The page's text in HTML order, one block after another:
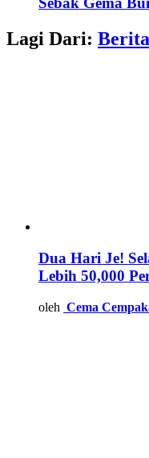
Lagi Dari: Berita
Dua Hari Je!
Lebih 50,000
oleh Cema